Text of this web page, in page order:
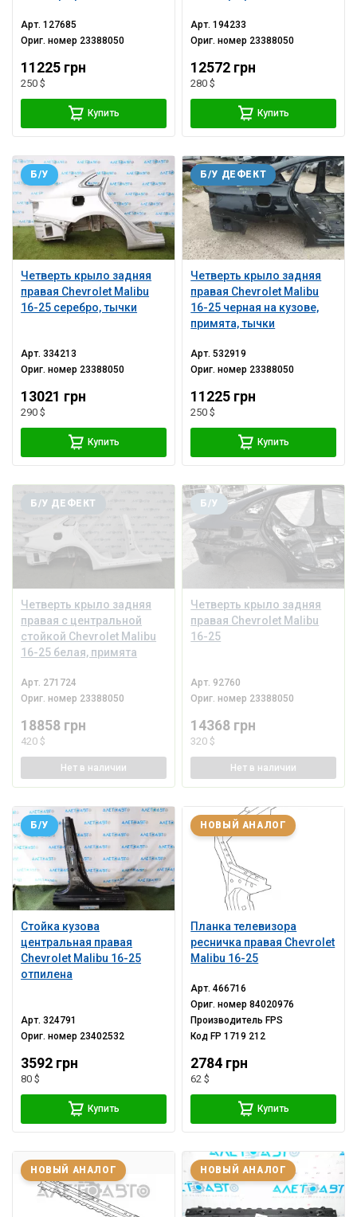
Арт.127685
Ориг. номер 23388050
11225 грн
250 $
Купить
Арт.194233
Ориг. номер 23388050
12572 грн
280 $
Купить
Четверть крыло задняя
правая Chevrolet Malibu
16-25 серебро, тычки
Б/У
Арт.334213
Ориг. номер 23388050
13021 грн
290 $
Купить
Четверть крыло задняя
правая Chevrolet Malibu
16-25 черная на кузове,
примята, тычки
Б/У ДЕФЕКТ
Арт.532919
Ориг. номер 23388050
11225 грн
250 $
Купить
Четверть крыло задняя
правая с центральной
стойкой Chevrolet Malibu
16-25 белая, примята
Б/У ДЕФЕКТ
Арт. 271724
Ориг. номер 23388050
18858 грн
420 $
Нет в наличии
Четверть крыло задняя
правая Chevrolet Malibu
16-25
Б/У
Арт. 92760
Ориг. номер 23388050
14368 грн
320 $
Нет в наличии
Стойка кузова
центральная правая
Chevrolet Malibu 16-25
отпилена
Б/У
Арт.324791
Ориг. номер 23402532
3592 грн
80 $
Купить
Планка телевизора
ресничка правая Chevrolet
Malibu 16-25
НОВЫЙ АНАЛОГ
Арт.466716
Ориг. номер84020976
Производитель FPS
Код FP 1719 212
2784 грн
62 $
Купить
НОВЫЙ АНАЛОГ НОВЫЙ АНАЛОГ